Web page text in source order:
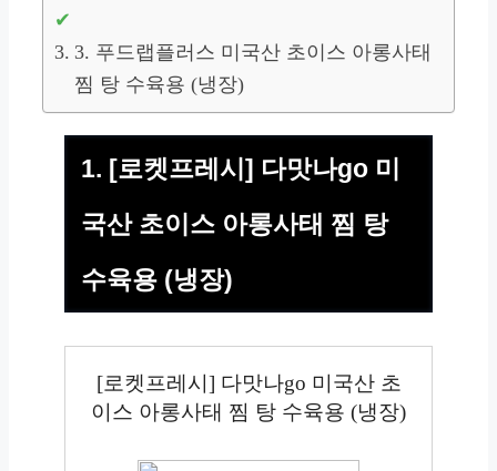
3. 푸드랩플러스 미국산 초이스 아롱사태
찜 탕 수육용 (냉장)
1. [로켓프레시] 다맛나go 미
국산 초이스 아롱사태 찜 탕
수육용 (냉장)
[로켓프레시] 다맛나go 미국산 초
이스 아롱사태 찜 탕 수육용 (냉장)